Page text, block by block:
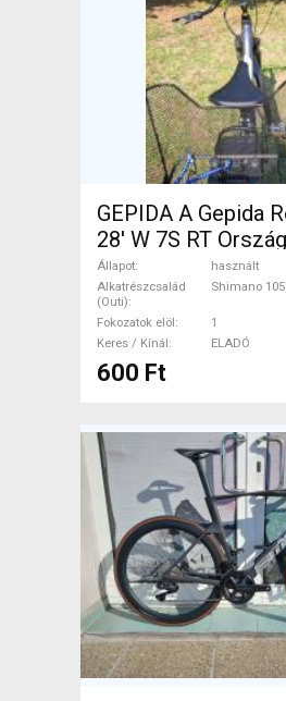
GEPIDA A Gepida
28' W 7S RT Országúti
Shimano 105
Állapot
használt
Alkatrészcsalád
(Outi)
Shimano 105
Fokozatok elöl
1
Keres / Kínál
ELADÓ
600 Ft